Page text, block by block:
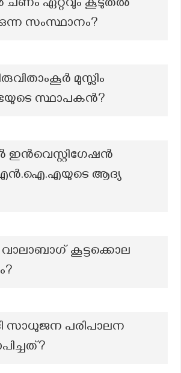
ചണം ഏറ്റവും കൂടുതൽ
സംസ്ഥാനം?
മുസ്ലിം
സ്ഥാപകൻ?
ആദ്യ
കൂട്ടക്കൊല
സാധുജന പരിപാലന